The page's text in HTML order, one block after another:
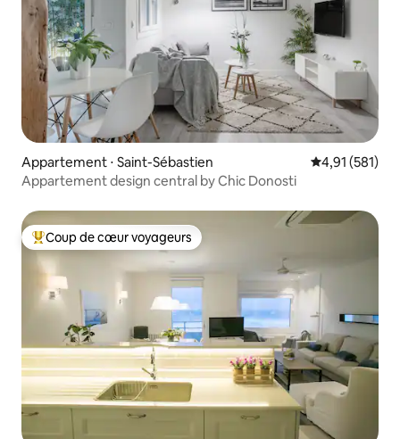
Appartement ⋅ Saint-Sébastien Évaluation
4,91 (581)
Appartement design central by Chic Donosti
Coups de cœur voyageurs les plus appréciés
Coup de cœur voyageurs